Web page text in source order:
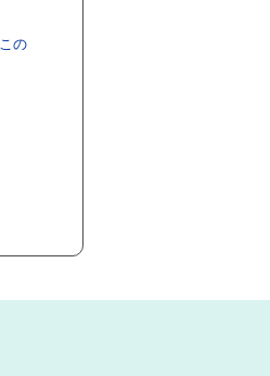
の